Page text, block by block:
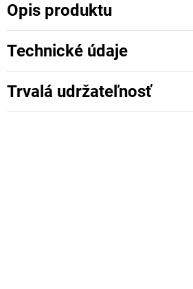
Opis produktu
Technické údaje
Trvalá udržateľnosť